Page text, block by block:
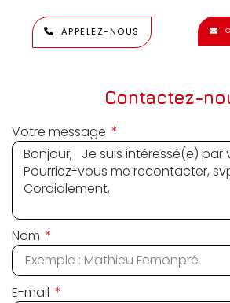
APPELEZ-NOUS
Contactez-
Votre message
Nom
E-mail